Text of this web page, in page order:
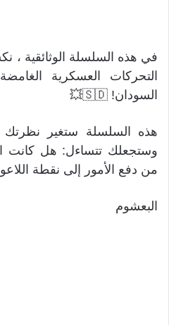
في هذه السلسلة الوثائقية ،
التحركات العسكرية
السودان! 🇸🇩💥
وستجعلك تتساءل: هل كانت
من دفع الأمور إلى نقطة
البعشوم